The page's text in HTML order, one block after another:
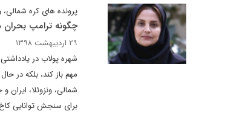
پرونده های کره شمالی،
چگونه ترامپ
۲۹ اردیبهشت ۱۳۹۸
شهره پولاب در
مهم باز کند، بلکه در
شمالی، ونزوئلا،
برای سنجش توانایی